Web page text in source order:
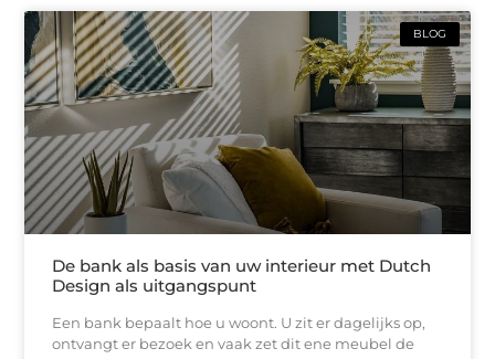
BLOG
De bank als basis van uw interieur met Dutch
Design als uitgangspunt
Een bank bepaalt hoe u woont. U zit er dagelijks op,
ontvangt er bezoek en vaak zet dit ene meubel de